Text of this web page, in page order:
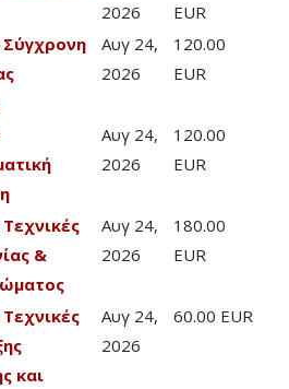
2026
EUR
Σύγχρονη
Αυγ 24,
2026
120.00
EUR
Αυγ 24,
2026
120.00
EUR
&
Αυγ 24,
2026
180.00
EUR
και
Αυγ 24,
2026
60.00 EUR